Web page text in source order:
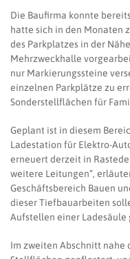
Die Baufirma konnte
hatte sich in den Monaten
des Parkplatzes in der
Mehrzweckhalle
nur Markierungssteine
einzelnen Parkplätze zu
Sonderstellflächen für
Geplant ist in diesem
Ladestation für Elektro-
erneuert derzeit in
weitere Leitungen“,
Geschäftsbereich Bauen
dieser Tiefbauarbeiten
Aufstellen einer Ladesäule
Im zweiten Abschnitt nahe